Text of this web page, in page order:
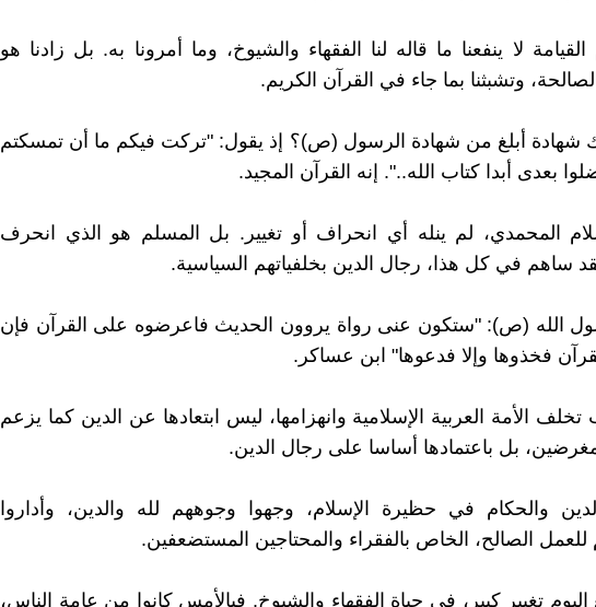
لا ينفعنا ما قاله لنا الفقهاء والشيوخ، وما أمرونا به. بل زادنا هو
الصالحة، وتشبثنا بما جاء في القرآن الكريم.
شهادة أبلغ من شهادة الرسول (ص)؟ إذ يقول: "تركت فيكم ما أن تمسكتم
بعدى أبدا كتاب الله..". إنه القرآن المجيد.
المحمدي، لم ينله أي انحراف أو تغيير. بل المسلم هو الذي انحرف
ساهم في كل هذا، رجال الدين بخلفياتهم السياسية.
الله (ص): "ستكون عنى رواة يروون الحديث فاعرضوه على القرآن فإن
فخذوها وإلا فدعوها" ابن عساكر.
الأمة العربية الإسلامية وانهزامها، ليس ابتعادها عن الدين كما يزعم
بل باعتمادها أساسا على رجال الدين.
والحكام في حظيرة الإسلام، وجهوا وجوههم لله والدين، وأداروا
الصالح، الخاص بالفقراء والمحتاجين المستضعفين.
تغيير كبير، في حياة الفقهاء والشيوخ. فبالأمس كانوا من عامة الناس،